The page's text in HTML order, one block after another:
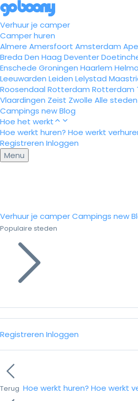
Verhuur je camper
Camper huren
Almere Amersfoort Amsterdam
Breda Den Haag Deventer
Enschede Groningen Haarlem
Leeuwarden Leiden Lelystad
Roosendaal Rotterdam Rotterdam
Vlaardingen Zeist Zwolle Alle steden
Campings newBlog
Hoe het werkt
Hoe werkt huren? Hoe werkt
Registreren Inloggen
Menu
Verhuur je camperCampings new
Populaire steden
Registreren Inloggen
Terug Hoe werkt huren? Hoe werkt